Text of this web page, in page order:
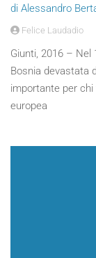
di Alessandro
Felice Laudadio
Giunti, 2016 – Nel
Bosnia devastata
importante per chi
europea